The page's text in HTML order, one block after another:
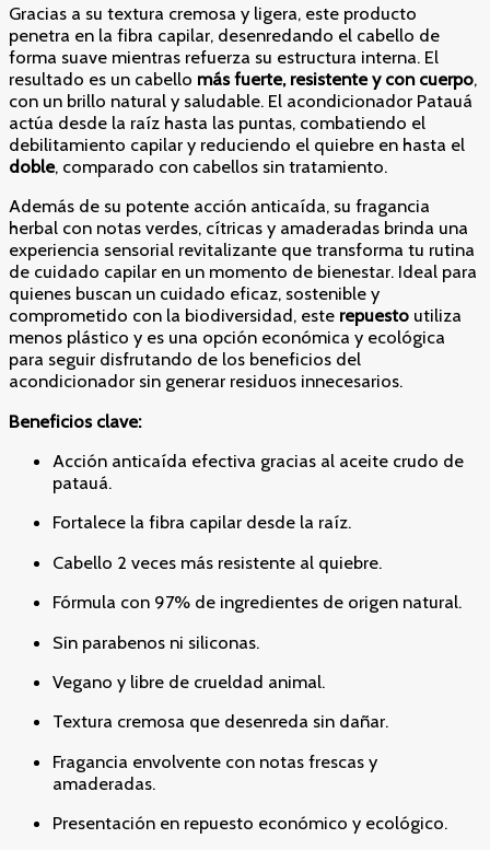
Gracias a su textura cremosa y ligera, este producto
penetra en la fibra capilar, desenredando el cabello de
forma suave mientras refuerza su estructura interna. El
resultado es un cabello más fuerte, resistente y con cuerpo,
con un brillo natural y saludable. El acondicionador Patauá
actúa desde la raíz hasta las puntas, combatiendo el
debilitamiento capilar y reduciendo el quiebre en hasta el
doble, comparado con cabellos sin tratamiento.
Además de su potente acción anticaída, su fragancia
herbal con notas verdes, cítricas y amaderadas brinda una
experiencia sensorial revitalizante que transforma tu rutina
de cuidado capilar en un momento de bienestar. Ideal para
quienes buscan un cuidado eficaz, sostenible y
comprometido con la biodiversidad, este repuesto utiliza
menos plástico y es una opción económica y ecológica
para seguir disfrutando de los beneficios del
acondicionador sin generar residuos innecesarios.
Beneficios clave:
Acción anticaída efectiva gracias al aceite crudo de
patauá.
Fortalece la fibra capilar desde la raíz.
Cabello 2 veces más resistente al quiebre.
Fórmula con 97% de ingredientes de origen natural.
Sin parabenos ni siliconas.
Vegano y libre de crueldad animal.
Textura cremosa que desenreda sin dañar.
Fragancia envolvente con notas frescas y
amaderadas.
Presentación en repuesto económico y ecológico.